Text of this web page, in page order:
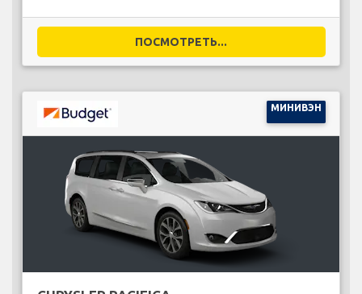
ПОСМОТРЕТЬ...
МИНИВЭН